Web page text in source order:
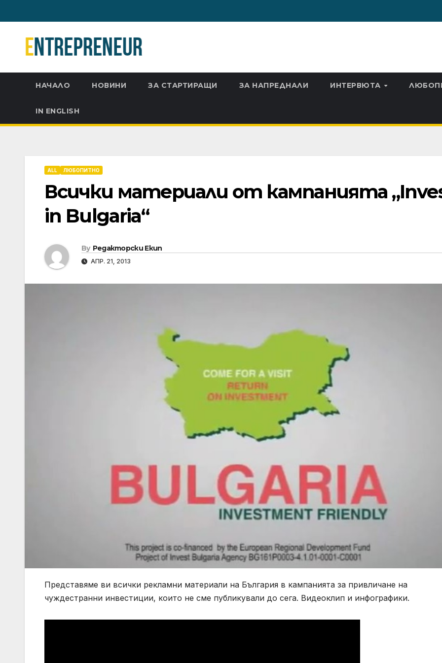
to
content
НАЧАЛО НОВИНИ ЗА СТАРТИРАЩИ ЗА НАПРЕДНАЛИ ИНТЕРВЮТА
IN ENGLISH
ALL ЛЮБОПИТНО
Всички материали от кампанията
in Bulgaria“
By Редакторски Екип
АПР. 21, 2013
Представяме ви всички рекламни материали на България в кампанията за привличане на
чуждестранни инвестиции, които не сме публикували до сега. Видеоклип и инфографики.